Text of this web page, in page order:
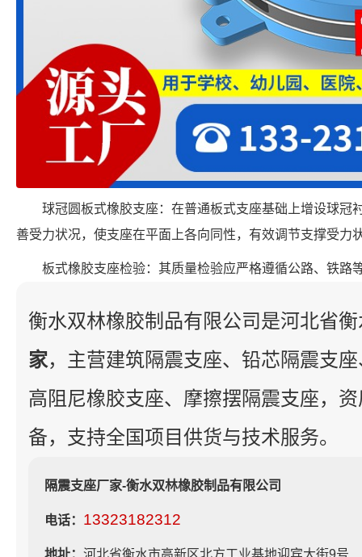
球冠圆板式橡胶支座：在普通板式支座基础上增设球冠
善受力状况，使支座在平面上各向同性，有效调节支撑受力
板式橡胶支座检验：其质量检验应严格遵循公路、铁路
衡水双林橡胶制品有限公司是河北省
家，主营建筑隔震支座、铅芯隔震支
高阻尼橡胶支座、摩擦摆隔震支座，
备，支持全国项目供货与技术服务。
隔震支座厂家-衡水双林橡胶制品有限公司
电话： 13323182312
地址： 河北省衡水市高新区北方工业基地迎宾大街9号